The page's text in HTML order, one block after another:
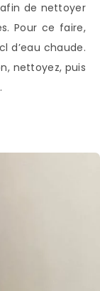
de nettoyer
Pour ce faire,
d’eau chaude.
nettoyez, puis